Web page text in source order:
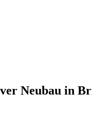
Neubau in